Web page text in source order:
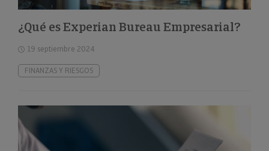
¿Qué es Experian Bureau Empresarial?
19 septiembre 2024
FINANZAS Y RIESGOS